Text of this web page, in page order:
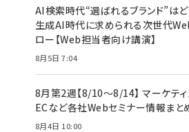
AI検索時代“選ばれるブランド”は
生成AI時代に求められる次世代
ロー【Web担当者向け講演】
8月5日 7:04
8月第2週【8/10～8/14】 マーケティ
ECなど各社Webセミナー情報まと
8月4日 10:00